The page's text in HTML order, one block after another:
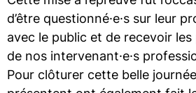
d’être questionné·e·s sur leur
avec le public et de recevoir
de nos intervenant·e·s
Pour clôturer cette belle